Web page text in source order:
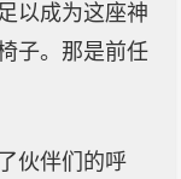
以成为这座神
子。那是前任
伙伴们的呼